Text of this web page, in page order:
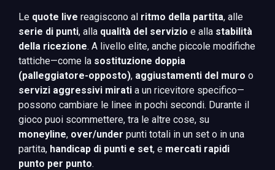
Le quote live reagiscono al ritmo della partita, alle
serie di punti, alla qualità del servizio e alla stabilità
della ricezione. A livello elite, anche piccole modifiche
tattiche—come la sostituzione doppia
(palleggiatore-opposto), aggiustamenti del muro o
servizi aggressivi mirati a un ricevitore specifico—
possono cambiare le linee in pochi secondi. Durante il
gioco puoi scommettere, tra le altre cose, su
moneyline, over/under punti totali in un set o in una
partita, handicap di punti e set, e mercati rapidi
punto per punto.